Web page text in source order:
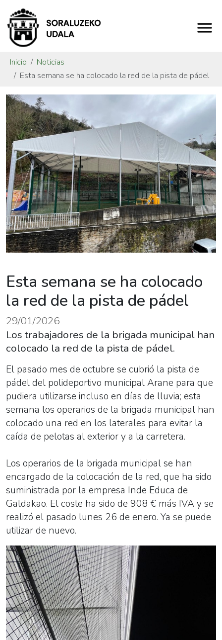
Inicio
Noticias
Esta semana se ha colocado la red de la pista de pádel
Esta semana se ha colocado
la red de la pista de pádel
29/01/2026
Los trabajadores de la brigada municipal han
colocado la red de la pista de pádel.
El pasado mes de octubre se cubrió la pista de
pádel del polideportivo municipal Arane para que
pudiera utilizarse incluso en días de lluvia; esta
semana los operarios de la brigada municipal han
colocado una red en los laterales para evitar la
caída de pelotas al exterior y a la carretera.
Los operarios de la brigada municipal se han
encargado de la colocación de la red, que ha sido
suministrada por la empresa Inde Educa de
Galdakao. El coste ha sido de 908 € más IVA y se
realizó el pasado lunes 26 de enero. Ya se puede
utilizar de nuevo.